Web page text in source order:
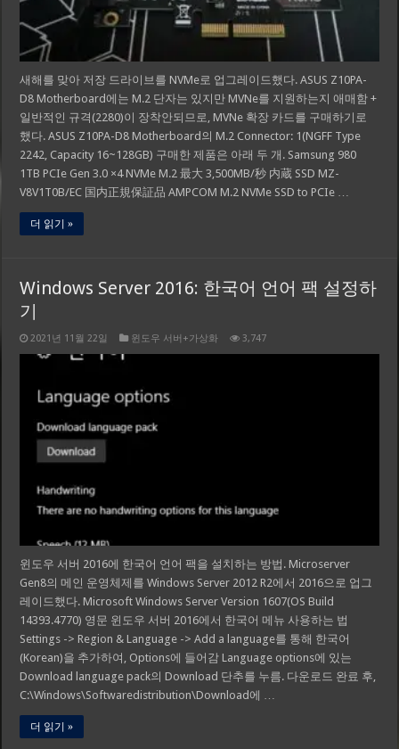
새해를 맞아 저장 드라이브를 NVMe로 업그레이드했다. ASUS Z10PA-
D8 Motherboard에는 M.2 단자는 있지만 MVNe를 지원하는지 애매함 +
일반적인 규격(2280)이 장착안되므로, MVNe 확장 카드를 구매하기로
했다. ASUS Z10PA-D8 Motherboard의 M.2 Connector: 1(NGFF Type
2242, Capacity 16~128GB) 구매한 제품은 아래 두 개. Samsung 980
1TB PCIe Gen 3.0 ×4 NVMe M.2 最大 3,500MB/秒 内蔵 SSD MZ-
V8V1T0B/EC 国内正規保証品 AMPCOM M.2 NVMe SSD to PCIe …
더 읽기 »
Windows Server 2016: 한국어 언어 팩 설정하
기
2021년 11월 22일 윈도우 서버+가상화 3,747
윈도우 서버 2016에 한국어 언어 팩을 설치하는 방법. Microserver
Gen8의 메인 운영체제를 Windows Server 2012 R2에서 2016으로 업그
레이드했다. Microsoft Windows Server Version 1607(OS Build
14393.4770) 영문 윈도우 서버 2016에서 한국어 메뉴 사용하는 법
Settings -> Region & Language -> Add a language를 통해 한국어
(Korean)을 추가하여, Options에 들어감 Language options에 있는
Download language pack의 Download 단추를 누름. 다운로드 완료 후,
C:\Windows\Softwaredistribution\Download에 …
더 읽기 »